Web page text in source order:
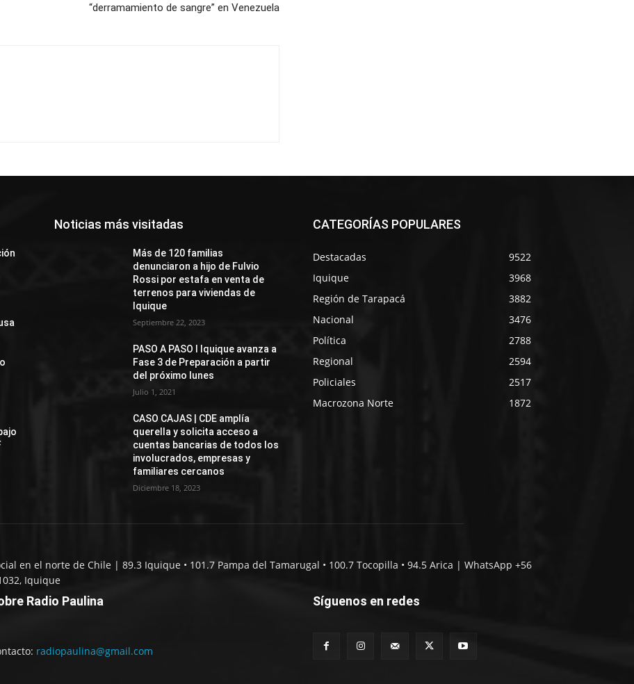
“derramamiento de sangre” en Venezuela
Noticias más visitadas
Más de 120 familias
denunciaron a hijo de Fulvio
Rossi por estafa en venta de
terrenos para viviendas de
Iquique
Septiembre 22, 2023
PASO A PASO I Iquique avanza a
Fase 3 de Preparación a partir
del próximo lunes
Julio 1, 2021
CASO CAJAS | CDE amplía
querella y solicita acceso a
cuentas bancarias de todos los
involucrados, empresas y
familiares cercanos
Diciembre 18, 2023
CATEGORÍAS POPULARES
Destacadas
9522
Iquique
3968
Región de Tarapacá
3882
Nacional
3476
Política
2788
Regional
2594
Policiales
2517
Macrozona Norte
1872
en el norte de Chile | 89.3 Iquique • 101.7 Pampa del Tamarugal • 100.7 Tocopilla • 94.5 Arica | WhatsApp +56
Iquique
Radio Paulina
radiopaulina@gmail.com
Síguenos en redes